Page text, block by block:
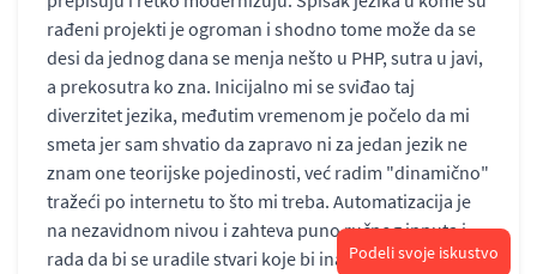
rađeni projekti je ogroman i shodno tome može da se
desi da jednog dana se menja nešto u PHP, sutra u javi,
a prekosutra ko zna. Inicijalno mi se sviđao taj
diverzitet jezika, međutim vremenom je počelo da mi
smeta jer sam shvatio da zapravo ni za jedan jezik ne
znam one teorijske pojedinosti, već radim "dinamično"
tražeći po internetu to što mi treba. Automatizacija je
na nezavidnom nivou i zahteva puno ručnog inputa i
rada da bi se uradile stvari koje bi inače trebalo da rade
Podeli svoje iskustvo